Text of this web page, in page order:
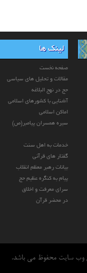
لینک ها
صفحه نخست
مقالات و تحلیل های سیاسی
حج در نهج البلاغه
آشنایی با کشورهای اسلامی
اماکن اسلامی
سیره همسران پیامبر(ص)
خدمات به اهل سنت
گفتار های قرآنی
بیانات رهبر معظم انقلاب
پیام به کنگره عظیم حج
سرای معرفت و اخلاق
در محضر قرآن